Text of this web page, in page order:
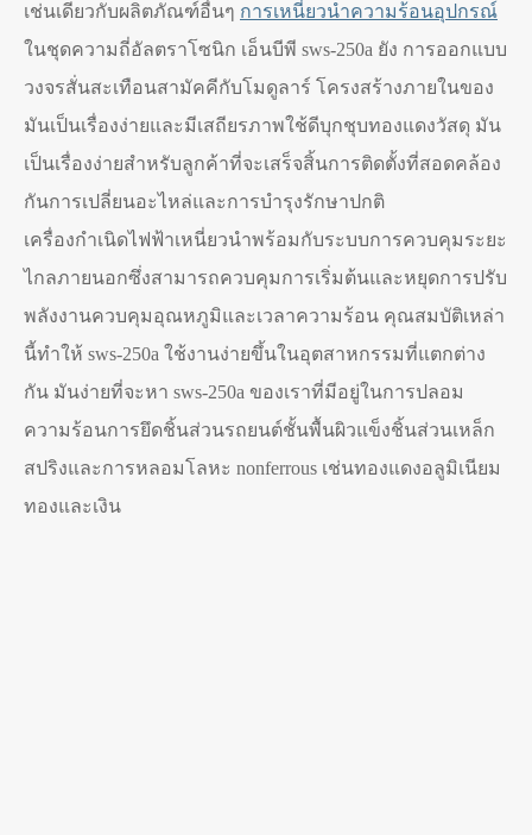
เช่นเดียวกับผลิตภัณฑ์อื่นๆ การเหนี่ยวนำความร้อนอุปกรณ์
ในชุดความถี่อัลตราโซนิก เอ็นบีพี sws-250a ยัง การออกแบบ
วงจรสั่นสะเทือนสามัคคีกับโมดูลาร์ โครงสร้างภายในของ
มันเป็นเรื่องง่ายและมีเสถียรภาพใช้ดีบุกชุบทองแดงวัสดุ มัน
เป็นเรื่องง่ายสำหรับลูกค้าที่จะเสร็จสิ้นการติดตั้งที่สอดคล้อง
กันการเปลี่ยนอะไหล่และการบำรุงรักษาปกติ
เครื่องกำเนิดไฟฟ้าเหนี่ยวนำพร้อมกับระบบการควบคุมระยะ
ไกลภายนอกซึ่งสามารถควบคุมการเริ่มต้นและหยุดการปรับ
พลังงานควบคุมอุณหภูมิและเวลาความร้อน คุณสมบัติเหล่า
นี้ทำให้ sws-250a ใช้งานง่ายขึ้นในอุตสาหกรรมที่แตกต่าง
กัน มันง่ายที่จะหา sws-250a ของเราที่มีอยู่ในการปลอม
ความร้อนการยึดชิ้นส่วนรถยนต์ชั้นพื้นผิวแข็งชิ้นส่วนเหล็ก
สปริงและการหลอมโลหะ nonferrous เช่นทองแดงอลูมิเนียม
ทองและเงิน